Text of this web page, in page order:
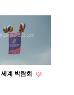
계 박람회